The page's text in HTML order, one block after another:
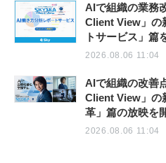
AIで組織の業務
Client View」の
トサービス」篇
2026.08.06 11:04
AIで組織の改善
Client View」の
革」篇の放映を
2026.08.06 11:04